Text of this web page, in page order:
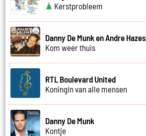
Kerstprobleem
Danny De Munk en Andre Hazes
Kom weer thuis
RTL Boulevard United
Koningin van alle mensen
Danny De Munk
Kontje